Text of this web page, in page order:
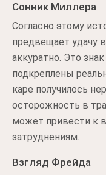
Сонник Миллера
Согласно этому
предвещает удачу
аккуратно. Это
подкреплены
каре получилось
осторожность в
может привести к
затруднениям.
Взгляд Фрейда